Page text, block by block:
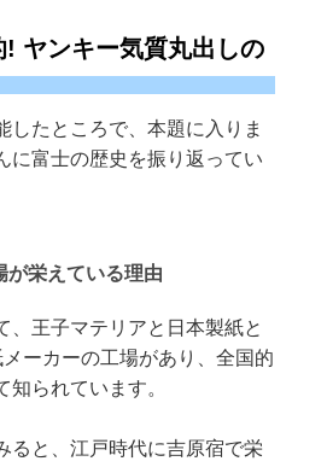
ヤンキー気質丸出しの
したところで、本題に入りま
に富士の歴史を振り返ってい
が栄えている理由
、王子マテリアと日本製紙と
ーカーの工場があり、全国的
知られています。
ると、江戸時代に吉原宿で栄